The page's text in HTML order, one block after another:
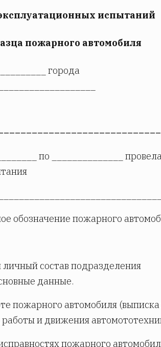
испытаний
пожарного автомобиля
города
по ______________
обозначение пожарного
состав подразделения
данные.
пожарного автомобиля (выписка
и движения
пожарного